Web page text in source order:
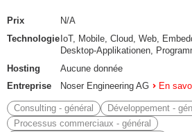
Prix
N/A
Technologie IoT, Mobile, Cloud, Web,
Desktop-Applikationen,
Hosting
Aucune donnée
Entreprise
Noser Engineering AG En
Consulting - général
Développement -
Processus commerciaux - général